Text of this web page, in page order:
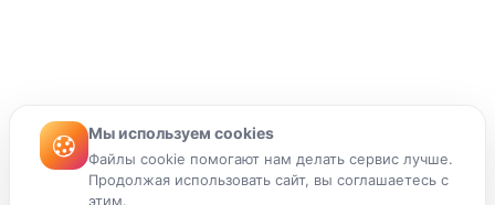
Мы используем cookies
Файлы cookie помогают нам делать сервис лучше.
Продолжая использовать сайт, вы соглашаетесь с
этим.